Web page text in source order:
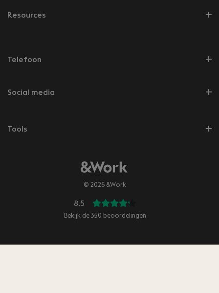
Resources
Telefoon
Social media
Tools
© 2026 &Work
8.5
Bekijk de 350 beoordelingen